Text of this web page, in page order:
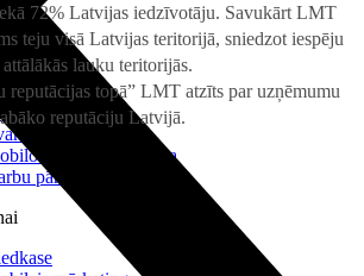
uzskaite
pārvaldnieks
iekārtu pārvaldība
pārvaldnieks
72% Latvijas iedzīvotāju. Savukārt LMT
teju visā Latvijas teritorijā, sniedzot iespēju
lauku teritorijās.
reputācijas topā” LMT atzīts par uzņēmumu
reputāciju Latvijā.